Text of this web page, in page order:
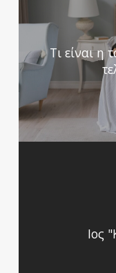
Τι είναι η
Ιος